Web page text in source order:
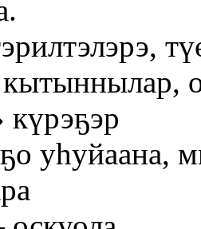
кытыннылар,
күрэҕэр
уһуйаана,